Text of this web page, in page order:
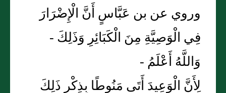
وروي عن بن عَبَّاسٍ أَنَّ الْإِضْرَارَ
فِي الْوَصِيَّةِ مِنَ الْكَبَائِرِ وَذَلِكَ -
وَاللَّهُ أَعْلَمُ -
لِأَنَّ الْوَعِيدَ أَتَى مَنُوطًا بِذِكْرِ ذَلِكَ